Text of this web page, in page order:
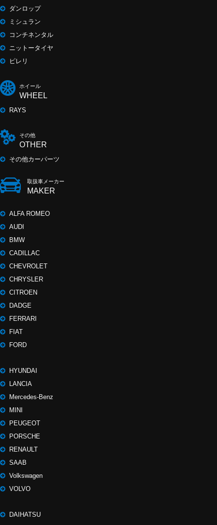
ダンロップ
ミシュラン
コンチネンタル
ニットータイヤ
ピレリ
ホイール
WHEEL
RAYS
その他
OTHER
その他カーパーツ
取扱車メーカー
MAKER
ALFA ROMEO
AUDI
BMW
CADILLAC
CHEVROLET
CHRYSLER
CITROEN
DADGE
FERRARI
FIAT
FORD
HYUNDAI
LANCIA
Mercedes-Benz
MINI
PEUGEOT
PORSCHE
RENAULT
SAAB
Volkswagen
VOLVO
DAIHATSU